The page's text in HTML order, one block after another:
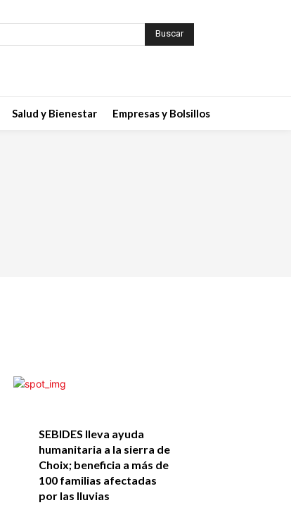
Buscar
Salud y Bienestar Empresas y Bolsillos
SEBIDES lleva ayuda
humanitaria a la sierra de
Choix; beneficia a más de
100 familias afectadas
por las lluvias